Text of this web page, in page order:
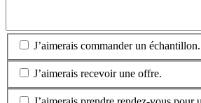
J’aimerais commander un échantillon.
J’aimerais recevoir une offre.